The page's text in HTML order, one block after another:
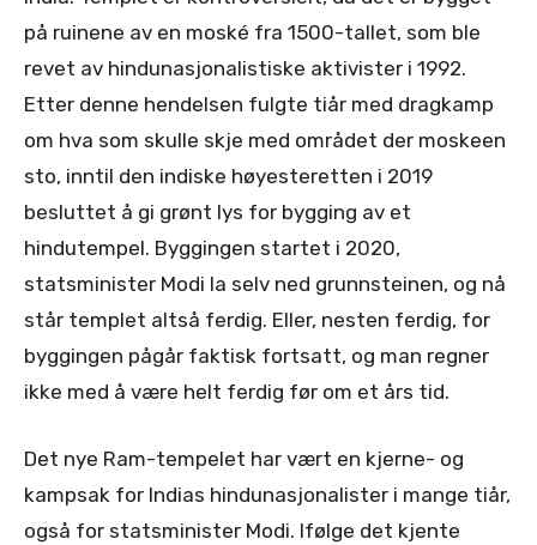
på ruinene av en moské fra 1500-tallet, som ble
revet av hindunasjonalistiske aktivister i 1992.
Etter denne hendelsen fulgte tiår med dragkamp
om hva som skulle skje med området der moskeen
sto, inntil den indiske høyesteretten i 2019
besluttet å gi grønt lys for bygging av et
hindutempel. Byggingen startet i 2020,
statsminister Modi la selv ned grunnsteinen, og nå
står templet altså ferdig. Eller, nesten ferdig, for
byggingen pågår faktisk fortsatt, og man regner
ikke med å være helt ferdig før om et års tid.
Det nye Ram-tempelet har vært en kjerne- og
kampsak for Indias hindunasjonalister i mange tiår,
også for statsminister Modi. Ifølge det kjente